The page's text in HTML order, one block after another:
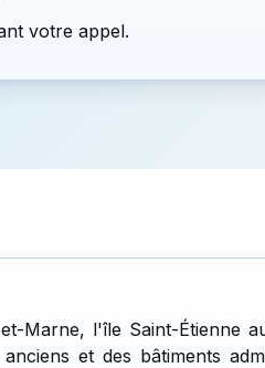
votre appel.
Marne, l'île Saint-Étienne
et des bâtiments